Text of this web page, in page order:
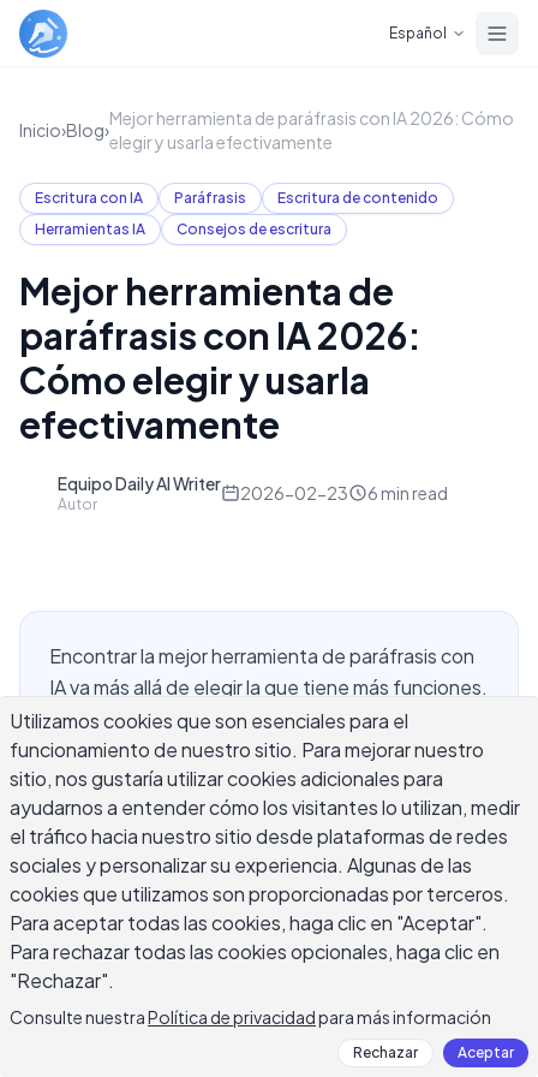
Español
Inicio›Blog›
Mejor herramienta de paráfrasis con IA 2026: Cómo
elegir y usarla efectivamente
Escritura con IA Paráfrasis
Escritura de contenido
Herramientas IA
Consejos de escritura
Mejor herramienta de
paráfrasis con IA 2026:
Cómo elegir y usarla
efectivamente
Equipo Daily AI Writer
Autor
2026-02-23 6 min read
Encontrar la mejor herramienta de paráfrasis con
IA va más allá de elegir la que tiene más funciones.
Depende de qué estés reescribiendo, cuánto
control deseas sobre la salida, y si la herramienta
preserva tu significado previsto mientras mejora
genuinamente la claridad. La paráfrasis con IA ha
superado ampliamente el simple intercambio de
sinónimos – las herramientas modernas entienden
estructura de oraciones, contexto y tono.
Usadas correctamente, pueden ayudarte a
reescribir borradores poco claros, simplificar
contenido más limpio en una fracción del tiempo
Utilizamos cookies que son esenciales para el
funcionamiento de nuestro sitio. Para mejorar nuestro
sitio, nos gustaría utilizar cookies adicionales para
ayudarnos a entender cómo los visitantes lo utilizan, medir
el tráfico hacia nuestro sitio desde plataformas de redes
sociales y personalizar su experiencia. Algunas de las
cookies que utilizamos son proporcionadas por terceros.
Para aceptar todas las cookies, haga clic en "Aceptar".
Para rechazar todas las cookies opcionales, haga clic en
"Rechazar".
Consulte nuestraPolítica de privacidadpara más información
Rechazar Aceptar